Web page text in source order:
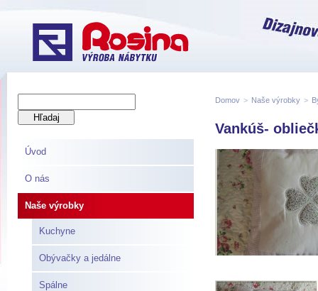
Úvod
O nás
Naše výrobky
Kuchyne
Obývačky a jedálne
Spálne
Domov > Naše výrobky >
Vankúš-